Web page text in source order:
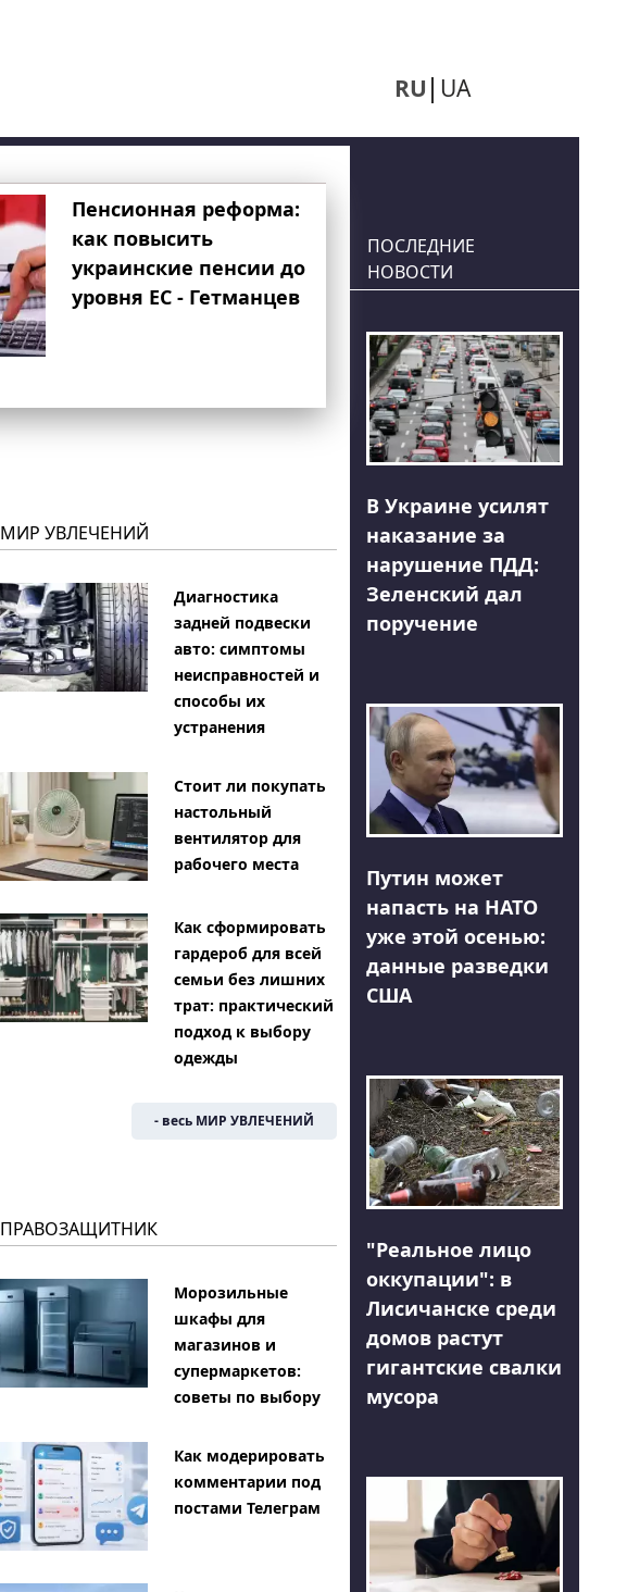
RU UA
Пенсионная реформа:
как повысить
украинские пенсии до
уровня ЕС - Гетманцев
МИР УВЛЕЧЕНИЙ
Диагностика
задней подвески
авто: симптомы
неисправностей и
способы их
устранения
Стоит ли покупать
настольный
вентилятор для
рабочего места
Как сформировать
гардероб для всей
семьи без лишних
трат: практический
подход к выбору
одежды
- весь МИР УВЛЕЧЕНИЙ
ПРАВОЗАЩИТНИК
Морозильные
шкафы для
магазинов и
супермаркетов:
советы по выбору
Как модерировать
комментарии под
постами Телеграм
ПОСЛЕДНИЕ
НОВОСТИ
В Украине усилят
наказание за
нарушение ПДД:
Зеленский дал
поручение
Путин может
напасть на НАТО
уже этой осенью:
данные разведки
США
"Реальное лицо
оккупации": в
Лисичанске среди
домов растут
гигантские свалки
мусора